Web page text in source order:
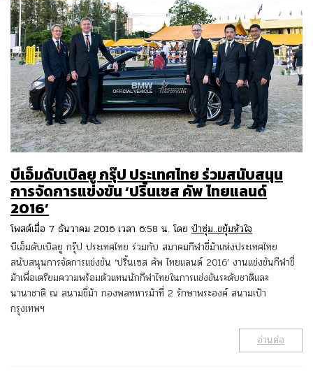
บีเอ็มดับเบิลยู กรุ๊ป ประเทศไทย ร่วมสนับสนุน
การจัดการแข่งขัน ‘ปริ้นเซส คัพ ไทยแลนด์
2016’
โพสต์เมื่อ 7 ธันวาคม 2016 เวลา 6:58 น. โดย ป๋าซุ่ม..ขยุ้มหัวใจ
บีเอ็มดับเบิลยู กรุ๊ป ประเทศไทย ร่วมกับ สมาคมกีฬาขี่ม้าแห่งประเทศไทย
สนับสนุนการจัดการแข่งขัน ‘ปริ้นเซส คัพ ไทยแลนด์ 2016’ งานแข่งขันกีฬาขี่
ม้าเพื่อเตรียมความพร้อมตัวแทนนักกีฬาไทยในการแข่งขันระดับชาติและ
นานาชาติ ณ สนามขี่ม้า กองพลทหารม้าที่ 2 รักษาพระองค์ สนามเป้า
กรุงเทพฯ
อ่านต่อ